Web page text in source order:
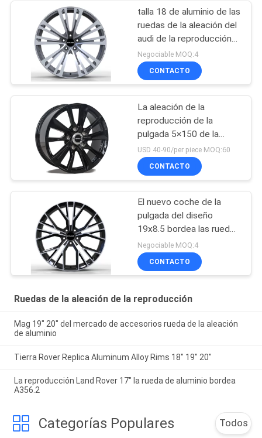
talla 18 de aluminio de las
ruedas de la aleación del
audi de la reproducción
del coche de 5x114.3
5x120 19 20
Negociable MOQ:4
CONTACTO
La aleación de la
reproducción de la
pulgada 5×150 de la
pulgada 21 de Land
Cruiser 20 rueda
USD 40-90/per piece MOQ:60
CONTACTO
El nuevo coche de la
pulgada del diseño
19x8.5 bordea las ruedas
de la aleación del
mercado de accesorios
del audi de la
5x114.3 5x120
Negociable MOQ:4
CONTACTO
Ruedas de la aleación de la reproducción
Mag 19" 20" del mercado de accesorios rueda de la aleación
de aluminio
Tierra Rover Replica Aluminum Alloy Rims 18" 19" 20"
La reproducción Land Rover 17" la rueda de aluminio bordea
A356.2
Categorías Populares Todos